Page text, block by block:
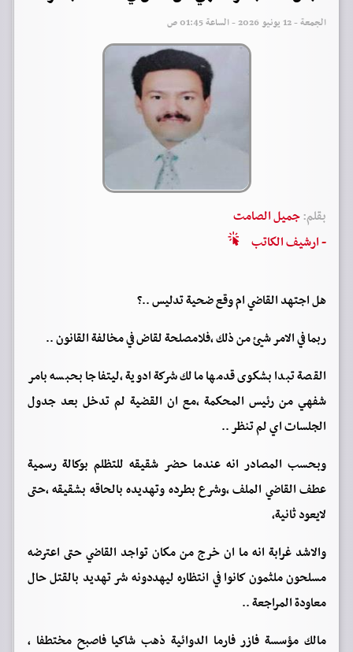
الجمعة - 12 يونيو 2026 - الساعة 01:45 ص
بقلم:جميل الصامت
- ارشيف الكاتب
هل اجتهد القاضي ام وقع ضحية تدليس ..؟
ربما في الامر شيئ من ذلك ،فلامصلحة لقاض في مخالفة القانون ..
القصة تبدا بشكوى قدمها مالك شركة ادوية ،ليتفاجا بحبسه بامر
شفهي من رئيس المحكمة ،مع ان القضية لم تدخل بعد جدول
الجلسات اي لم تنظر ..
وبحسب المصادر انه عندما حضر شقيقه للتظلم بوكالة رسمية
عطف القاضي الملف ،وشرع بطرده وتهديده بالحاقه بشقيقه ،حتى
لايعود ثانية،
والاشد غرابة انه ما ان خرج من مكان تواجد القاضي حتى اعترضه
مسلحون ملثمون كانوا في انتظاره ليهددونه شر تهديد بالقتل حال
معاودة المراجعة ..
مالك مؤسسة فازر فارما الدوائية ذهب شاكيا فاصبح مختطفا ،